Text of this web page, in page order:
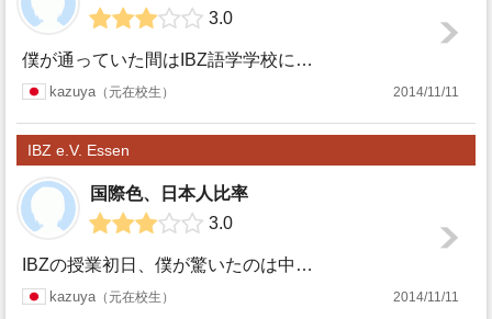
IBZ e.V.
Essen
3.0
僕が通っていた間はIBZ語学学校には日本人が一人もいませんでした。もともとエッセンには日本人は少ないと聞いていましたがまさか一人もいないとは思いませんでし...
kazuya 元在校生 2014/11/11
IBZ e.V. Essen
IBZ e.V.
国際色、日本人比率
3.0
IBZの授業初日、僕が驚いたのは中国人が多いということでした。どうしてこんなに中国人が多いのだろうか…？と思うほど中国人が廊下にも教室にもいっぱい。僕のク...
kazuya 元在校生 2014/11/11